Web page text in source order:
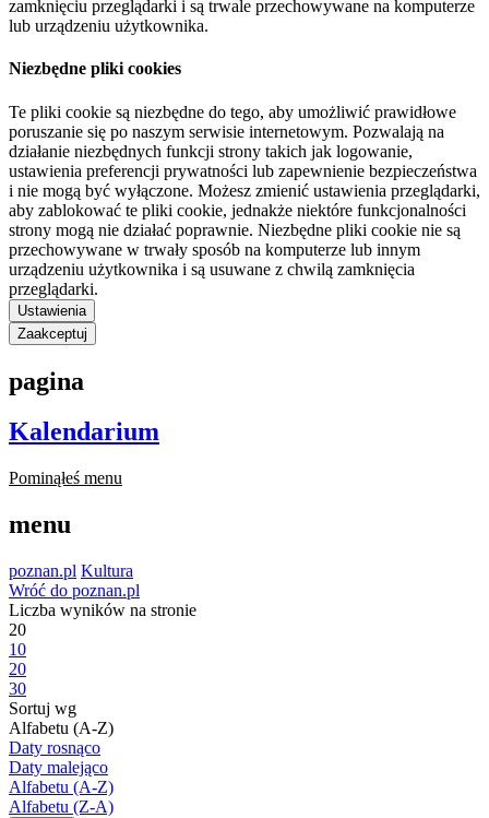
zamknięciu przeglądarki i są trwale przechowywane na komputerze
lub urządzeniu użytkownika.
Niezbędne pliki cookies
Te pliki cookie są niezbędne do tego, aby umożliwić prawidłowe
poruszanie się po naszym serwisie internetowym. Pozwalają na
działanie niezbędnych funkcji strony takich jak logowanie,
ustawienia preferencji prywatności lub zapewnienie bezpieczeństwa
i nie mogą być wyłączone. Możesz zmienić ustawienia przeglądarki,
aby zablokować te pliki cookie, jednakże niektóre funkcjonalności
strony mogą nie działać poprawnie. Niezbędne pliki cookie nie są
przechowywane w trwały sposób na komputerze lub innym
urządzeniu użytkownika i są usuwane z chwilą zamknięcia
przeglądarki.
Ustawienia
Zaakceptuj
pagina
Kalendarium
Pominąłeś menu
menu
poznan.pl Kultura
Wróć do poznan.pl
Liczba wyników na stronie
20
10
20
30
Sortuj wg
Alfabetu (A-Z)
Daty rosnąco
Daty malejąco
Alfabetu (A-Z)
Alfabetu (Z-A)